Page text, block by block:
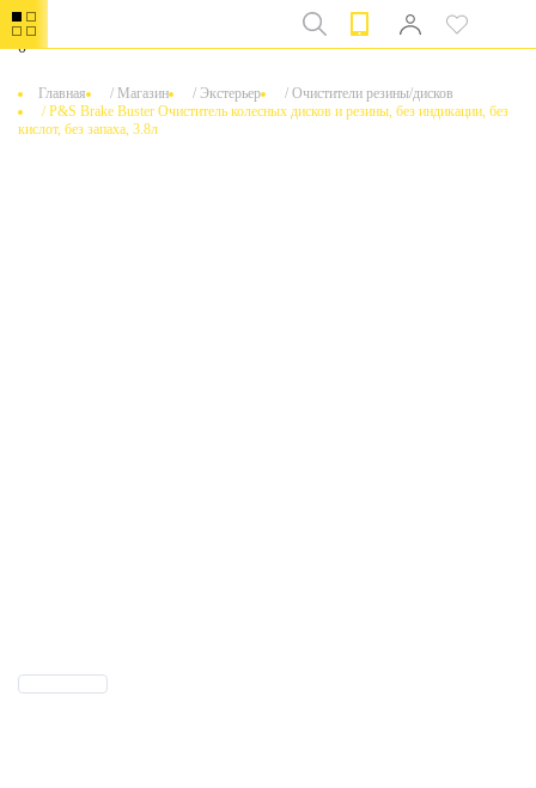
0
Главная / Магазин / Экстерьер / Очистители резины/дисков
/P&S Brake Buster Очиститель колесных дисков и резины, без индикации, без
кислот, без запаха, 3.8л